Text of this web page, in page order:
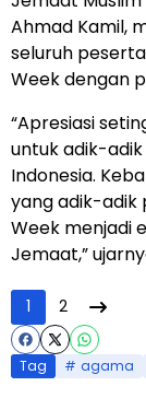
Ahmad Kamil,
seluruh
Week dengan
“Apresiasi
untuk adik-adik
Indonesia.
yang adik-adik
Week menjadi
Jemaat,”
1 2
Tag agama